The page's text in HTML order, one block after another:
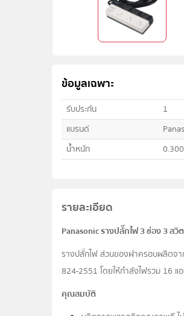
ข้อมูลเฉพาะ
รับประกัน
1
แบรนด์
น้ำหนัก
รายละเอียด
Panasonic รางปลั๊กไฟ 3 ช่อง 3 สวิ
รางปลั๊กไฟ ส่วนของฝาครอบผลิตจ
824-2551 โดยให้กำลังไฟรวม 16
คุณสมบัติ